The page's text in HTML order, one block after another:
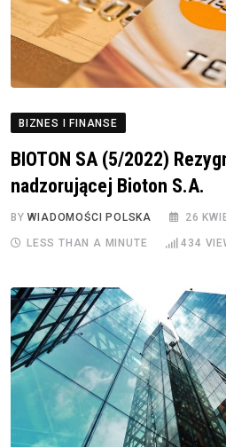
BIZNES I FINANSE
BIOTON SA (5/2022)
nadzorującej Bioton S.A.
BYWIADOMOŚCI POLSKA 26
LESS THAN A MINUTE 434